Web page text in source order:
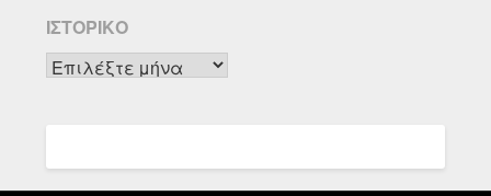
ΙΣΤΟΡΙΚΌ
Ιστορικό